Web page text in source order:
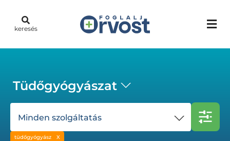
keresés
Tüdőgyógyászat
Minden szolgáltatás
tüdőgyógyász